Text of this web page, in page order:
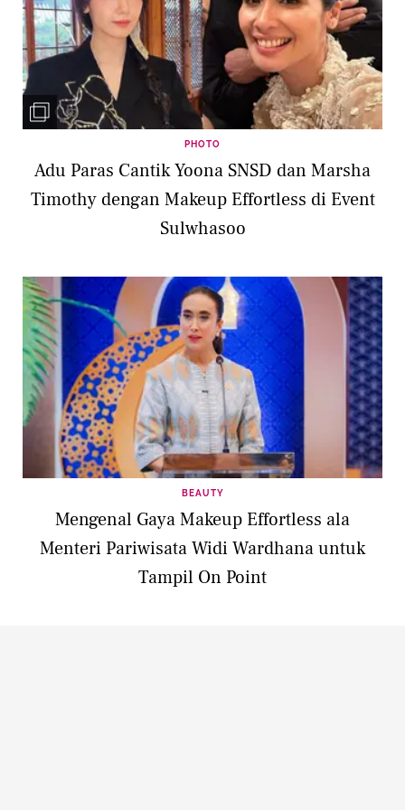
PHOTO
Adu Paras Cantik Yoona SNSD dan Marsha
Timothy dengan Makeup Effortless di Event
Sulwhasoo
BEAUTY
Mengenal Gaya Makeup Effortless ala
Menteri Pariwisata Widi Wardhana untuk
Tampil On Point